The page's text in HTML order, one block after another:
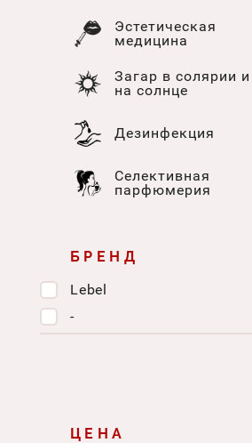
Эстетическая
медицина
Загар в солярии и
на солнце
Дезинфекция
Селективная
парфюмерия
БРЕНД
Lebel
-
ЦЕНА